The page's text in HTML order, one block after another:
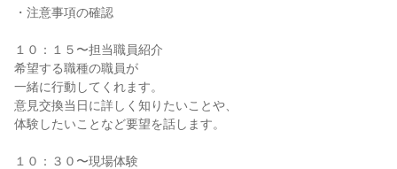
・注意事項の確認
１０：１５〜担当職員紹介
希望する職種の職員が
一緒に行動してくれます。
意見交換当日に詳しく知りたいことや、
体験したいことなど要望を話します。
１０：３０〜現場体験